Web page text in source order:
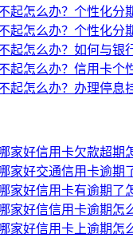
起怎么办？个性化分
起怎么办？个性化分
起怎么办？如何与银
起怎么办？信用卡个
起怎么办？办理停息
家好信用卡欠款超期
家好交通信用卡逾期
家好信用卡有逾期了
家好信信用卡逾期怎
家好信用卡上逾期怎